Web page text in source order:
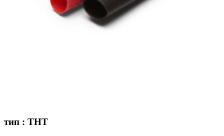
тип : ТНТ